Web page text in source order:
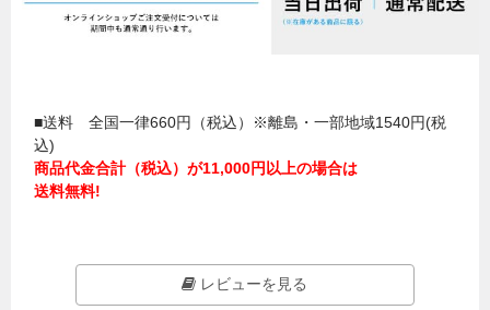
■送料 全国一律660円（税込）※離島・一部地域1540円(税
込)
商品代金合計（税込）が11,000円以上の場合は
送料無料!
レビューを見る